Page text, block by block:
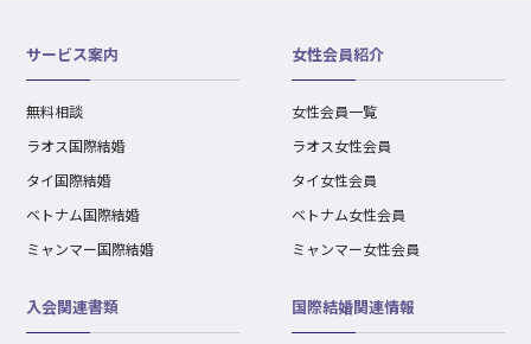
サービス案内
無料相談
ラオス国際結婚
タイ国際結婚
ベトナム国際結婚
ミャンマー国際結婚
女性会員紹介
女性会員一覧
ラオス女性会員
タイ女性会員
ベトナム女性会員
ミャンマー女性会員
入会関連書類 国際結婚関連情報